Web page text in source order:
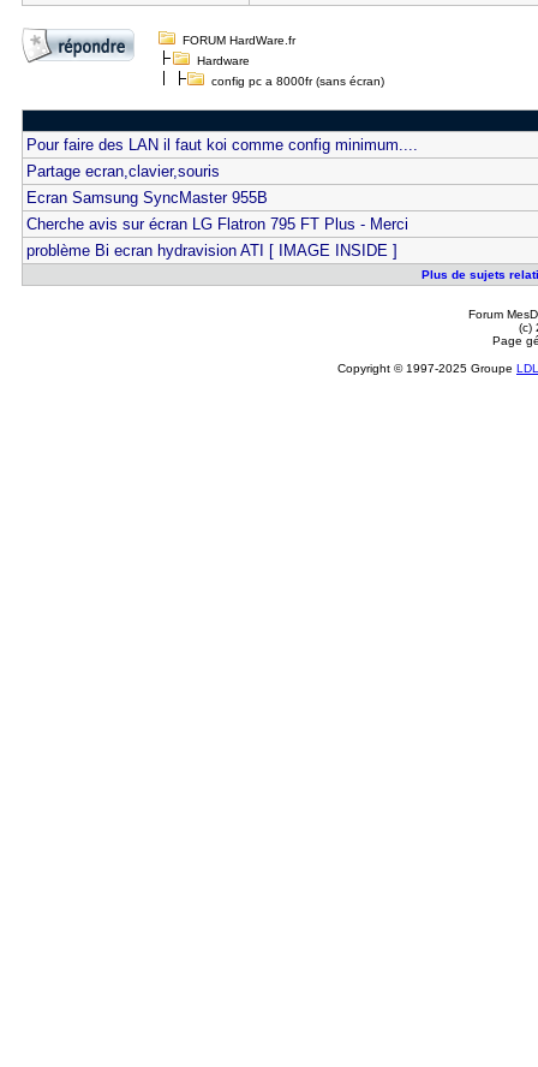
FORUM HardWare.fr
Hardware
config pc a 8000fr (sans écran)
Pour faire des LAN il faut koi comme config minimum....
Partage ecran,clavier,souris
Ecran Samsung SyncMaster 955B
Cherche avis sur écran LG Flatron 795 FT Plus - Merci
problème Bi ecran hydravision ATI [ IMAGE INSIDE ]
Plus de sujets
Forum
(c)
Page
Copyright © 1997-2025 Groupe